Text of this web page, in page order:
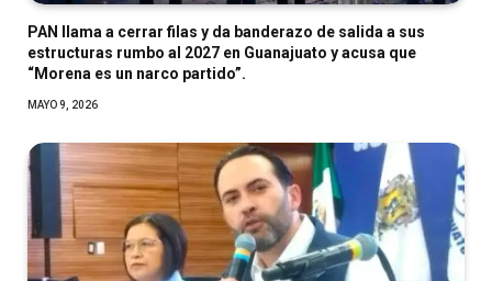
PAN llama a cerrar filas y da banderazo de salida a sus
estructuras rumbo al 2027 en Guanajuato y acusa que
“Morena es un narco partido”.
MAYO 9, 2026